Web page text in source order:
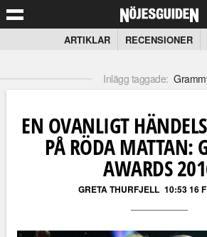
ARTIKLAR RECENSIONER
Inlägg taggade:
EN OVANLIGT
PÅ RÖDA MATTAN:
AWARDS
GRETA THURFJELL 10:53 16